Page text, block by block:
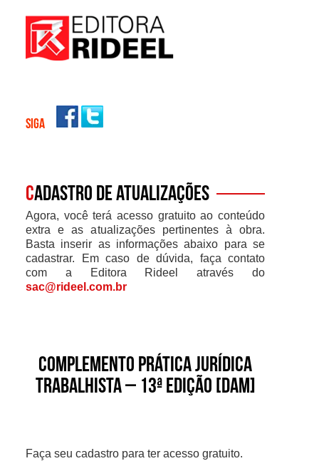
SIGA
Cadastro de atualizações
Agora, você terá acesso gratuito ao conteúdo
extra e as atualizações pertinentes à obra.
Basta inserir as informações abaixo para se
cadastrar. Em caso de dúvida, faça contato
com a Editora Rideel através do
sac@rideel.com.br
Complemento Prática Jurídica
Trabalhista – 13ª edição [DAM]
Faça seu cadastro para ter acesso gratuito.